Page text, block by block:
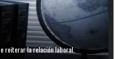
reiterar la relación laboral.